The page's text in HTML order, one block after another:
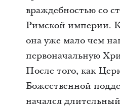
враждебностью со
Римской империи. К
она уже мало чем
первоначальную
После того, как
Божественной
начался